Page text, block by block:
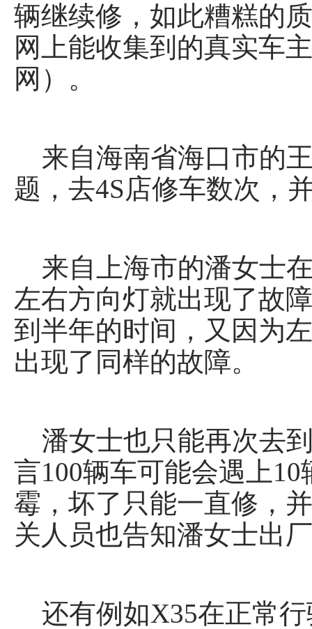
辆继续修，如此糟糕的
网上能收集到的真实车
网）。
来自海南省海口市的
题，去4S店修车数次，
来自上海市的潘女士
左右方向灯就出现了故
到半年的时间，又因为
出现了同样的故障。
潘女士也只能再次去
言100辆车可能会遇上
霉，坏了只能一直修，
关人员也告知潘女士出
还有例如X35在正常行